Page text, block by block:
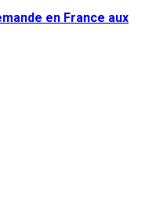
en France aux